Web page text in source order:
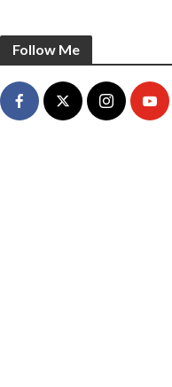
Follow Me